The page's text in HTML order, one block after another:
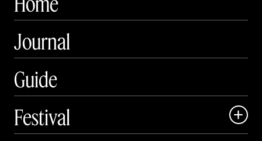
Journal
Guide
Festival
